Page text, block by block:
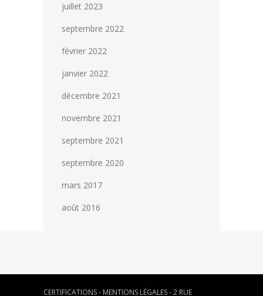
juillet 2023
septembre 2022
février 2022
janvier 2022
décembre 2021
novembre 2021
septembre 2021
septembre 2020
mars 2017
août 2016
CERTIFICATIONS- MENTIONS LÉGALES- 2 RUE